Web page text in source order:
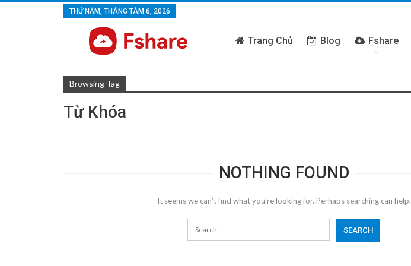
THỨ NĂM, THÁNG TÁM 6, 2026
Trang Chủ Blog Fshare
Browsing Tag
Từ Khóa
NOTHING FOUND
It seems we can’t find what you’re looking for. Perhaps searching can help.